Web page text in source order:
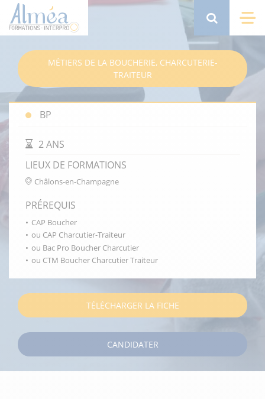
Aller
principal
Search
MÉTIERS DE LA BOUCHERIE, CHARCUTERIE-
TRAITEUR
BP
DURÉE DE LA FORMATION
2 ANS
LIEUX DE FORMATIONS
Châlons-en-Champagne
PRÉREQUIS
CAP Boucher
ou CAP Charcutier-Traiteur
ou Bac Pro Boucher Charcutier
ou CTM Boucher Charcutier Traiteur
TÉLÉCHARGER LA FICHE
CANDIDATER